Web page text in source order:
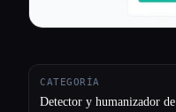
CATEGORÍA
Detector y humanizador de